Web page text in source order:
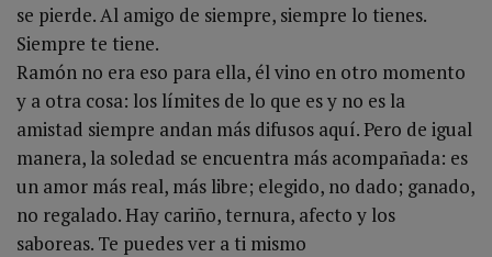
se pierde. Al amigo de siempre, siempre lo tienes.
Siempre te tiene.
Ramón no era eso para ella, él vino en otro momento
y a otra cosa: los límites de lo que es y no es la
amistad siempre andan más difusos aquí. Pero de igual
manera, la soledad se encuentra más acompañada: es
un amor más real, más libre; elegido, no dado; ganado,
no regalado. Hay cariño, ternura, afecto y los
saboreas. Te puedes ver a ti mismo